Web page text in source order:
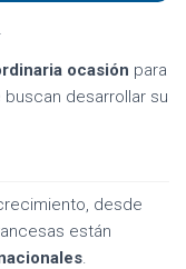
ocasión para
desarrollar su
desde
están
.